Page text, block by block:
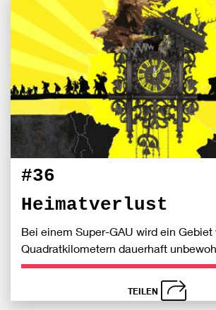
schließen
#36
Heimatverlust
Bei einem Super-GAU wird ein
Quadratkilometern dauerhaft
TEILEN